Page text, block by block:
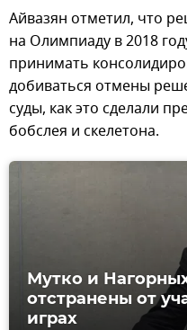
Айвазян отметил, что
на Олимпиаду в 2018
принимать
добиваться отмены
суды, как это сделали
бобслея и скелетона.
Мутко и
отстранены от
играх